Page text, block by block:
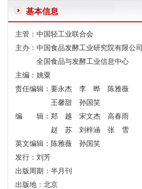
基本信息
主管：中国轻工业联合会
主办：中国食品发酵工业研究院有限公司
全国食品与发酵工业信息中心
主编：姚粟
责任编辑：要永杰 李 晔 陈雅薇
王馨甜 孙国笑
编 辑：郑 越 宋文杰 高春雨
赵 苏 刘梓涵 张 雪
英文编辑：陈雅薇 孙国笑
发行：刘芳
出版周期：半月刊
出版地：北京